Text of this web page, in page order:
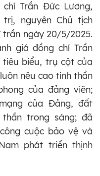
Trần Đức Lương,
trị, nguyên Chủ tịch
trần ngày 20/5/2025.
giá đồng chí Trần
biểu, trụ cột của
nêu cao tinh thần
của đảng viên;
của Đảng, đất
trong sáng; đã
cuộc bảo vệ và
phát triển thịnh